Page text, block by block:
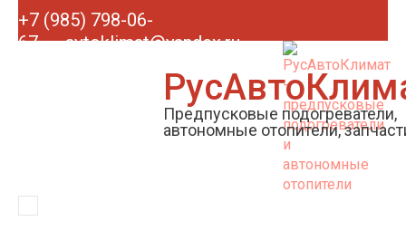
+7 (985) 798-06-
67
avtoklimat@yandex.ru
Предпусковые подогреватели,
автономные отопители,